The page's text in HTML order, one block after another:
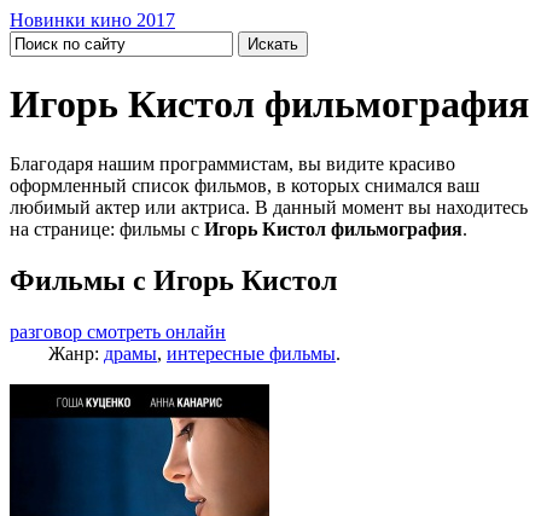
Новинки кино 2017
Игорь Кистол фильмография
Благодаря нашим программистам, вы видите красиво
оформленный список фильмов, в которых снимался ваш
любимый актер или актриса. В данный момент вы находитесь
на странице: фильмы с Игорь Кистол фильмография.
Фильмы с Игорь Кистол
разговор смотреть онлайн
Жанр: драмы, интересные фильмы.